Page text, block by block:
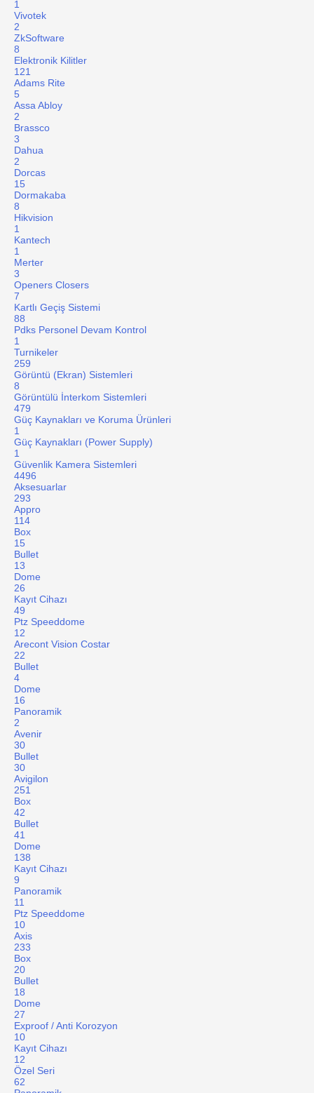
1
Vivotek
2
ZkSoftware
8
Elektronik Kilitler
121
Adams Rite
5
Assa Abloy
2
Brassco
3
Dahua
2
Dorcas
15
Dormakaba
8
Hikvision
1
Kantech
1
Merter
3
Openers Closers
7
Kartlı Geçiş Sistemi
88
Pdks Personel Devam Kontrol
1
Turnikeler
259
Görüntü (Ekran) Sistemleri
8
Görüntülü İnterkom Sistemleri
479
Güç Kaynakları ve Koruma Ürünleri
1
Güç Kaynakları (Power Supply)
1
Güvenlik Kamera Sistemleri
4496
Aksesuarlar
293
Appro
114
Box
15
Bullet
13
Dome
26
Kayıt Cihazı
49
Ptz Speeddome
12
Arecont Vision Costar
22
Bullet
4
Dome
16
Panoramik
2
Avenir
30
Bullet
30
Avigilon
251
Box
42
Bullet
41
Dome
138
Kayıt Cihazı
9
Panoramik
11
Ptz Speeddome
10
Axis
233
Box
20
Bullet
18
Dome
27
Exproof / Anti Korozyon
10
Kayıt Cihazı
12
Özel Seri
62